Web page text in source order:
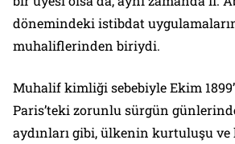
dönemindeki istibdat
muhaliflerinden biriydi.
Muhalif kimliği sebebiyle Ekim
Paris’teki zorunlu sürgün
aydınları gibi, ülkenin kurtuluşu ve